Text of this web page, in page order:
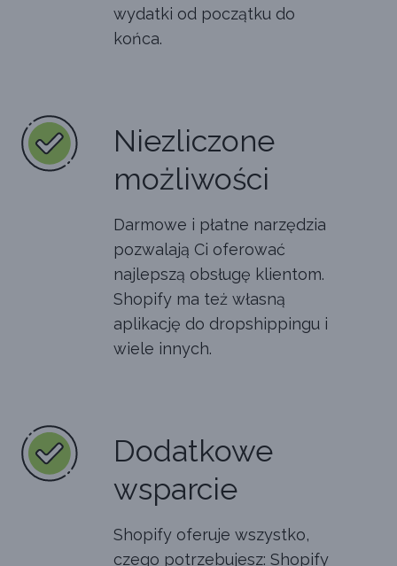
wydatki od początku do
końca.
Niezliczone
możliwości
Darmowe i płatne narzędzia
pozwalają Ci oferować
najlepszą obsługę klientom.
Shopify ma też własną
aplikację do dropshippingu i
wiele innych.
Dodatkowe
wsparcie
Shopify oferuje wszystko,
czego potrzebujesz: Shopify